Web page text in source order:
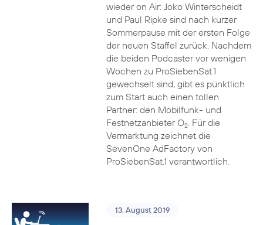
wieder on Air: Joko Winterscheidt
und Paul Ripke sind nach kurzer
Sommerpause mit der ersten Folge
der neuen Staffel zurück. Nachdem
die beiden Podcaster vor wenigen
Wochen zu ProSiebenSat.1
gewechselt sind, gibt es pünktlich
zum Start auch einen tollen
Partner: den Mobilfunk- und
Festnetzanbieter O2. Für die
Vermarktung zeichnet die
SevenOne AdFactory von
ProSiebenSat.1 verantwortlich.
13. August 2019